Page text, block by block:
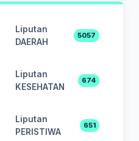
Liputan
DAERAH
5057
Liputan
KESEHATAN
674
Liputan
PERISTIWA
651